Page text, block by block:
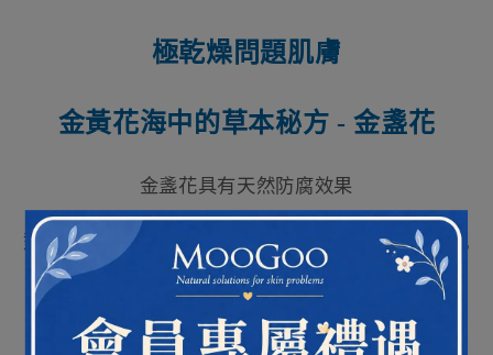
極乾燥問題肌膚
金黃花海中的草本秘方 - 金盞花
金盞花具有天然防腐效果
對於乾燥、受損肌膚有修護效果其特性有助於減緩肌
膚不適感受